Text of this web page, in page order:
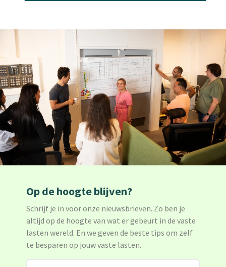
Op de hoogte blijven?
Schrijf je in voor onze nieuwsbrieven. Zo ben je
altijd op de hoogte van wat er gebeurt in de vaste
lasten wereld. En we geven de beste tips om zelf
te besparen op jouw vaste lasten.